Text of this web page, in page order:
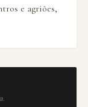
e agriões,